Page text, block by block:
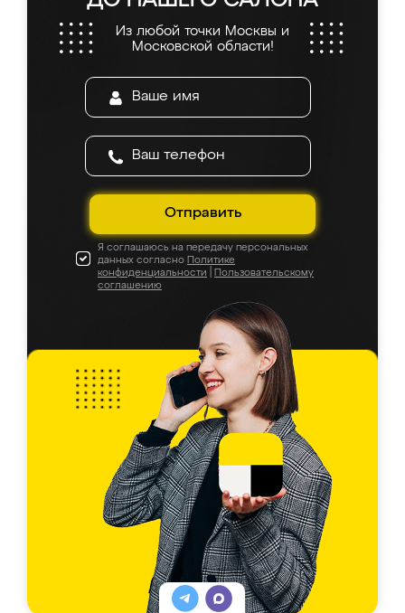
Из любой точки Москвы и
Московской области!
Отправить
Я соглашаюсь на передачу персональных
данных согласно Политике
конфиденциальности
Пользовательскому
соглашению